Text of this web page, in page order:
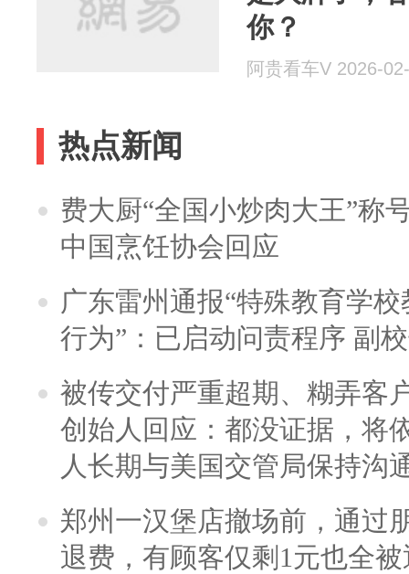
你？
阿贵看车V 2026-
热点新闻
费大厨“全国小炒肉大王”称
中国烹饪协会回应
广东雷州通报“特殊教育学
行为”：已启动问责程序 副
被传交付严重超期、糊弄客
创始人回应：都没证据，将
人长期与美国交管局保持沟
郑州一汉堡店撤场前，通过
退费，有顾客仅剩1元也全